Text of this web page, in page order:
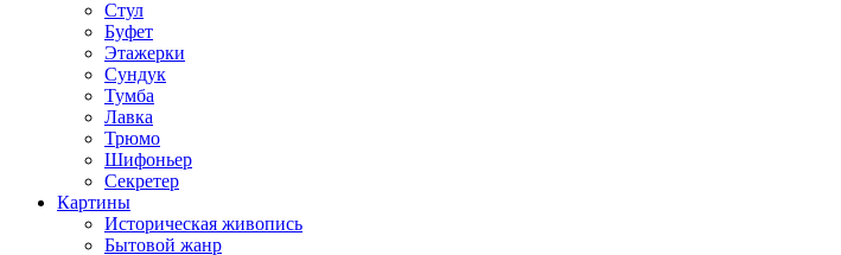
Стул
Буфет
Этажерки
Сундук
Тумба
Лавка
Трюмо
Шифоньер
Секретер
Картины
Историческая живопись
Бытовой жанр